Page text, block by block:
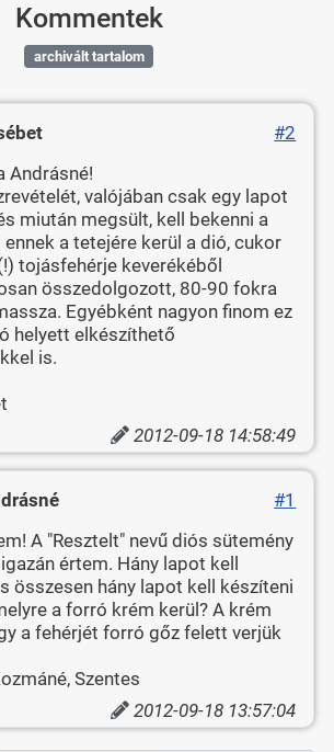
Kommentek
archivált tartalom
#2
Andrásné!
valójában csak egy lapot
miután megsült, kell bekenni a
ennek a tetejére kerül a dió, cukor
tojásfehérje keverékéből
összedolgozott, 80-90 fokra
Egyébként nagyon finom ez
helyett elkészíthető
is.
2012-09-18 14:58:49
#1
A "Resztelt" nevű diós sütemény
értem. Hány lapot kell
összesen hány lapot kell készíteni
a forró krém kerül? A krém
a fehérjét forró gőz felett verjük
Szentes
2012-09-18 13:57:04